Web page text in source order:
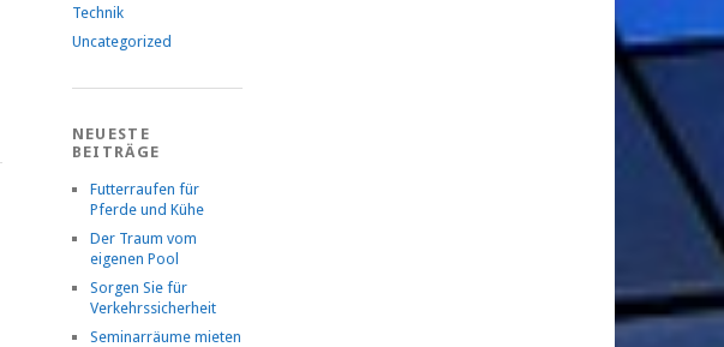
Technik
Uncategorized
NEUESTE
BEITRÄGE
Futterraufen für
Pferde und Kühe
Der Traum vom
eigenen Pool
Sorgen Sie für
Verkehrssicherheit
Seminarräume mieten